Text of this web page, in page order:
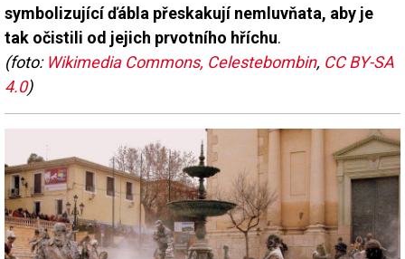
symbolizující ďábla přeskakují nemluvňata, aby je
tak očistili od jejich prvotního hříchu.
(foto: Wikimedia Commons, Celestebombin, CC BY-SA
4.0)